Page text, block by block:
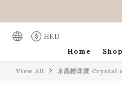
HKD
Home
View All 水晶輕珠寶 Crystal